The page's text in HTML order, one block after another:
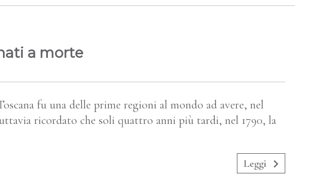
a morte
fu una delle prime regioni al mondo ad avere, nel
ricordato che soli quattro anni più tardi, nel 1790, la
Leggi